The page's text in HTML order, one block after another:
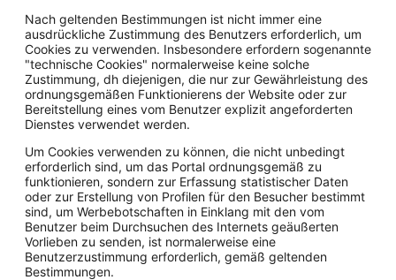
Nach geltenden Bestimmungen ist nicht immer eine
ausdrückliche Zustimmung des Benutzers erforderlich, um
Cookies zu verwenden. Insbesondere erfordern sogenannte
"technische Cookies" normalerweise keine solche
Zustimmung, dh diejenigen, die nur zur Gewährleistung des
ordnungsgemäßen Funktionierens der Website oder zur
Bereitstellung eines vom Benutzer explizit angeforderten
Dienstes verwendet werden.
Um Cookies verwenden zu können, die nicht unbedingt
erforderlich sind, um das Portal ordnungsgemäß zu
funktionieren, sondern zur Erfassung statistischer Daten
oder zur Erstellung von Profilen für den Besucher bestimmt
sind, um Werbebotschaften in Einklang mit den vom
Benutzer beim Durchsuchen des Internets geäußerten
Vorlieben zu senden, ist normalerweise eine
Benutzerzustimmung erforderlich, gemäß geltenden
Bestimmungen.